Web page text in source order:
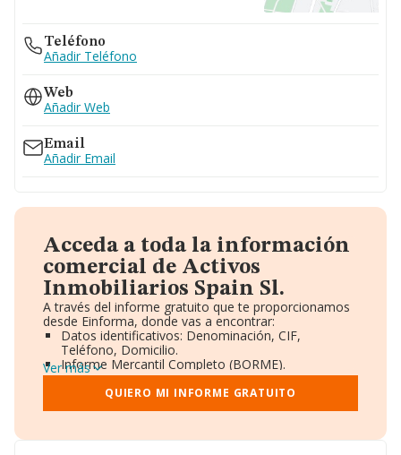
Teléfono
Añadir Teléfono
Web
Añadir Web
Email
Añadir Email
Acceda a toda la información
comercial de Activos
Inmobiliarios Spain Sl.
A través del informe gratuito que te proporcionamos
desde Einforma, donde vas a encontrar:
Datos identificativos: Denominación, CIF,
Teléfono, Domicilio.
Informe Mercantil Completo (BORME).
Gráficos de Evolución Ventas y Empleados.
Consejo de Administración y Administradores.
Directivos y Ejecutivos.
Ver más
QUIERO MI INFORME GRATUITO